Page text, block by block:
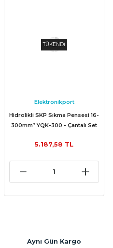
TÜKENDİ
Elektronikport
Hidrolikli SKP Sıkma Pensesi 16-
300mm² YQK-300 - Çantalı Set
5.187,58 TL
Aynı Gün Kargo